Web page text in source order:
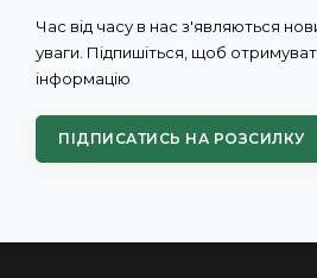
Час від часу в нас з'являються
уваги. Підпишіться, щоб
інформацію
ПІДПИСАТИСЬ НА РОЗСИЛКУ